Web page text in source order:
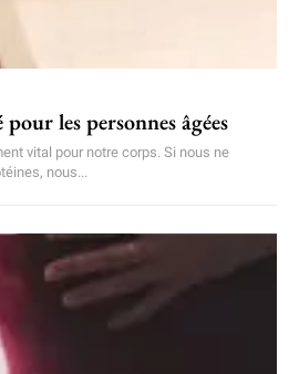
les personnes âgées
vital pour notre corps. Si nous ne
nous...